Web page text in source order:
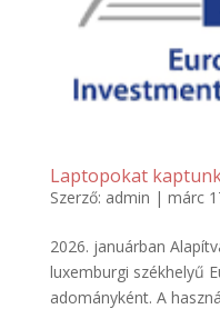
Laptopokat
Szerző: admin | márc
2026. januárban
luxemburgi székhelyű
adományként. A